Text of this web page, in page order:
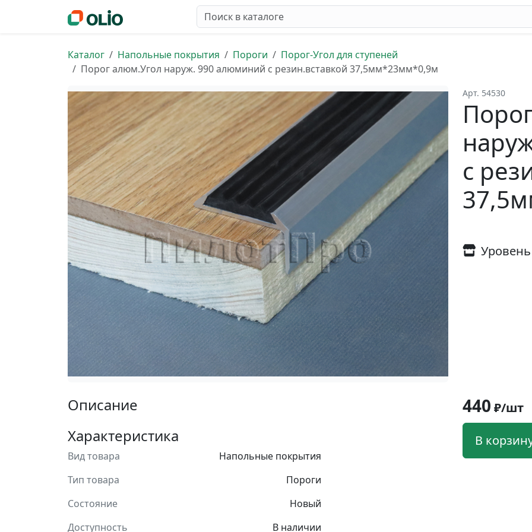
Каталог Напольные покрытия Пороги
Порог-Угол для ступеней
Порог алюм.Угол наруж. 990 алюминий с резин.вставкой 37,5мм*23мм*0,9м
Описание
Характеристика
Вид товара
Напольные покрытия
Тип товара
Пороги
Состояние
Новый
Доступность
В наличии
Арт. 54530
с
440 ₽/шт
В